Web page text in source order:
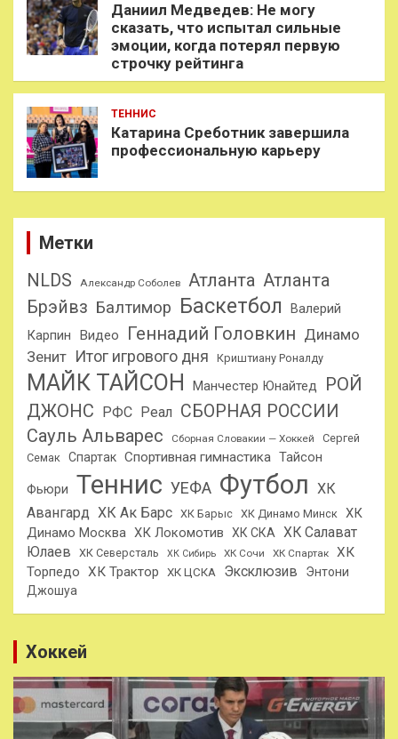
Даниил Медведев: Не могу
сказать, что испытал сильные
эмоции, когда потерял первую
строчку рейтинга
ТЕННИС
Катарина Среботник завершила
профессиональную карьеру
Метки
NLDS
Александр Соболев Атланта Атланта
Брэйвз Балтимор Баскетбол
Валерий
Карпин
Видео Геннадий Головкин Динамо
Зенит Итог игрового дня Криштиану Роналду
МАЙК ТАЙСОН Манчестер Юнайтед
РОЙ
ДЖОНС
РФС Реал СБОРНАЯ РОССИИ
Сауль Альварес Сборная Словакии — Хоккей
Сергей
Семак Спартак Спортивная гимнастика Тайсон
Фьюри Теннис УЕФА Футбол ХК
Авангард ХК Ак Барс ХК Барыс ХК Динамо Минск ХК
Динамо Москва ХК Локомотив ХК СКА ХК Салават
Юлаев
ХК Северсталь ХК Сибирь ХК Сочи ХК Спартак
ХК
Торпедо ХК Трактор ХК ЦСКА Эксклюзив
Энтони
Джошуа
Хоккей